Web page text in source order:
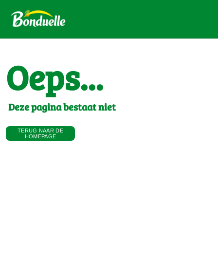
Oeps...
Deze pagina bestaat niet
TERUG NAAR DE
HOMEPAGE